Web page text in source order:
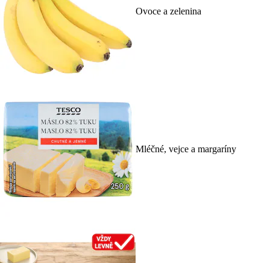
Ovoce a zelenina
Mléčné, vejce a margaríny